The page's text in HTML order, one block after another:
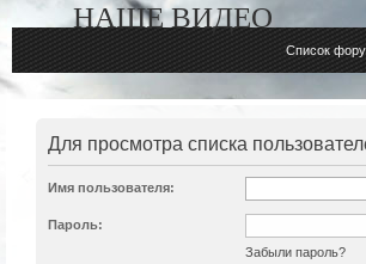
НАШЕ ВИДЕО
Список
Для просмотра списка
Имя пользователя:
Пароль:
Забыли пароль?